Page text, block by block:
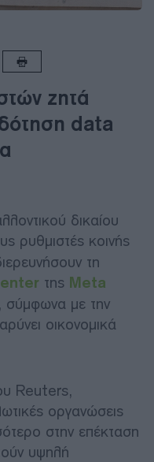
ζητά
data
δικαίου
ρυθμιστές κοινής
τη
της Meta
σύμφωνα με την
οικονομικά
Reuters,
οργανώσεις
στην επέκταση
υψηλή